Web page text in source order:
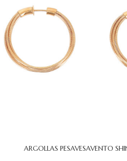
AL CARRITO
ARGOLLAS PESAVESAVENTO